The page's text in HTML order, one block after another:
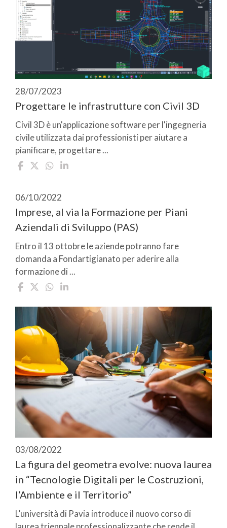
28/07/2023
Progettare le infrastrutture con Civil 3D
Civil 3D è un'applicazione software per l'ingegneria
civile utilizzata dai professionisti per aiutare a
pianificare, progettare ...
06/10/2022
Imprese, al via la Formazione per Piani
Aziendali di Sviluppo (PAS)
Entro il 13 ottobre le aziende potranno fare
domanda a Fondartigianato per aderire alla
formazione di ...
03/08/2022
La figura del geometra evolve: nuova laurea
in “Tecnologie Digitali per le Costruzioni,
l’Ambiente e il Territorio”
L’università di Pavia introduce il nuovo corso di